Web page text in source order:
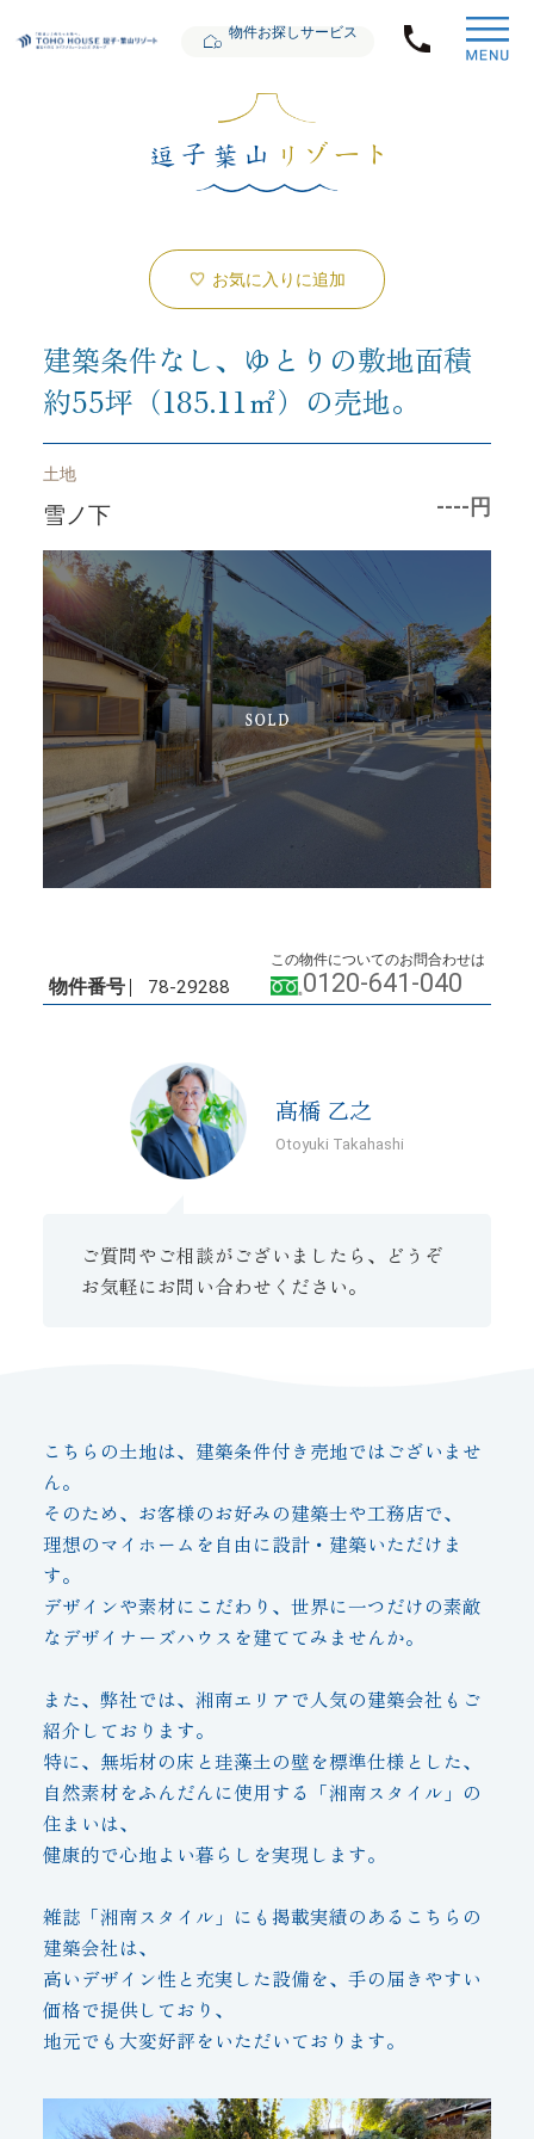
物件お探しサービス
お気に入りに追加
建築条件なし、ゆとりの敷地面積
約55坪（185.11㎡）の売地。
土地
雪ノ下 ----円
物件番号 78-29288
この物件についてのお問合わせは
0120-641-040
髙橋 乙之
Otoyuki Takahashi
ご質問やご相談がございましたら、どうぞ
お気軽にお問い合わせください。
こちらの土地は、建築条件付き売地ではございませ
ん。
そのため、お客様のお好みの建築士や工務店で、
理想のマイホームを自由に設計・建築いただけま
す。
デザインや素材にこだわり、世界に一つだけの素敵
なデザイナーズハウスを建ててみませんか。
また、弊社では、湘南エリアで人気の建築会社もご
紹介しております。
特に、無垢材の床と珪藻土の壁を標準仕様とした、
自然素材をふんだんに使用する「湘南スタイル」の
住まいは、
健康的で心地よい暮らしを実現します。
雑誌「湘南スタイル」にも掲載実績のあるこちらの
建築会社は、
高いデザイン性と充実した設備を、手の届きやすい
価格で提供しており、
地元でも大変好評をいただいております。